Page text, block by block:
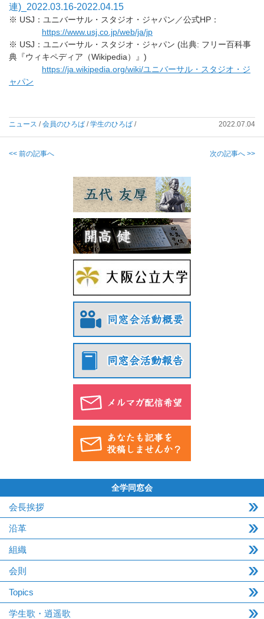
連)_2022.03.16-2022.04.15
※ USJ：ユニバーサル・スタジオ・ジャパン／公式HP：
https://www.usj.co.jp/web/ja/jp
※ USJ：ユニバーサル・スタジオ・ジャパン (出典: フリー百科事
典『ウィキペディア（Wikipedia）』)
https://ja.wikipedia.org/wiki/ユニバーサル・スタジオ・ジ
ャパン
ニュース /会員のひろば /学生のひろば / 2022.07.04
<< 前の記事へ 次の記事へ >>
全学同窓会
会長挨拶
沿革
組織
会則
Topics
学生歌・逍遥歌